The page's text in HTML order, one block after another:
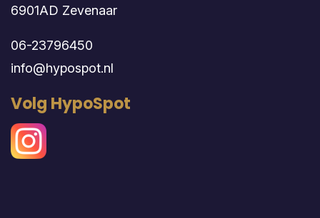
6901AD Zevenaar
06-23796450
info@hypospot.nl
Volg HypoSpot